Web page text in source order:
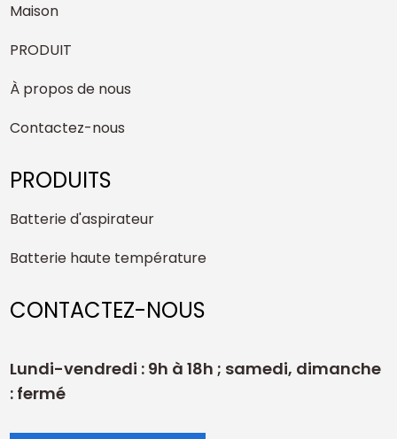
Maison
PRODUIT
À propos de nous
Contactez-nous
PRODUITS
Batterie d'aspirateur
Batterie haute température
CONTACTEZ-NOUS
Lundi-vendredi : 9h à 18h ; samedi, dimanche
: fermé